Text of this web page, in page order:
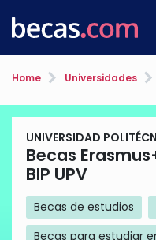
Home Universidades
UNIVERSIDAD
Becas
BIP UPV
Becas de estudios
Becas para estudiar